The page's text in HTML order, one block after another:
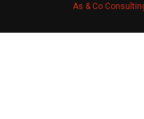
As & Co